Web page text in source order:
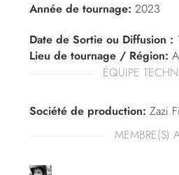
Année de tournage: 2023
Date de Sortie ou Diffusion :
Lieu de tournage / Région:
ÉQUIPE
Société de production: Zazi
MEMBRE(S)